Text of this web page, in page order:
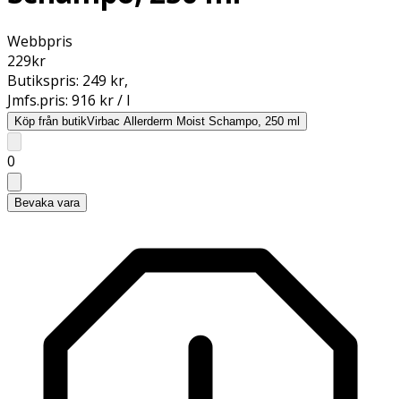
Webbpris
229kr
Butikspris: 249 kr,
Jmfs.pris: 916 kr / l
Köp från butikVirbac Allerderm Moist Schampo, 250 ml
0
Bevaka vara